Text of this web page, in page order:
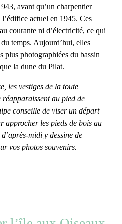
avant qu’un charpentier
actuel en 1945. Ces
courante ni d’électricité, ce qui
temps. Aujourd’hui, elles
plus photographiées du bassin
la dune du Pilat.
les vestiges de la toute
au pied de
conseille de viser un départ
approcher les pieds de bois au
midi y dessine de
vos photos souvenirs.